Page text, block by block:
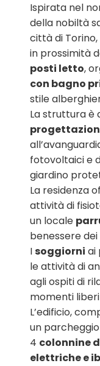
Ispirata nel
della nobiltà
città di
in prossimità
posti letto,
con bagno
stile
La struttura è
fotovoltaici e
giardino
La residenza
attività di
un locale
benessere
I soggiorni ai
le attività di
agli ospiti di
momenti
L’edificio,
un
4 colonnine
elettriche e